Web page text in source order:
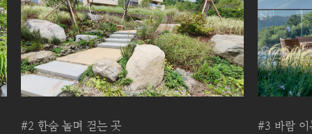
#3 바람 이는 곳 #4 풍경이